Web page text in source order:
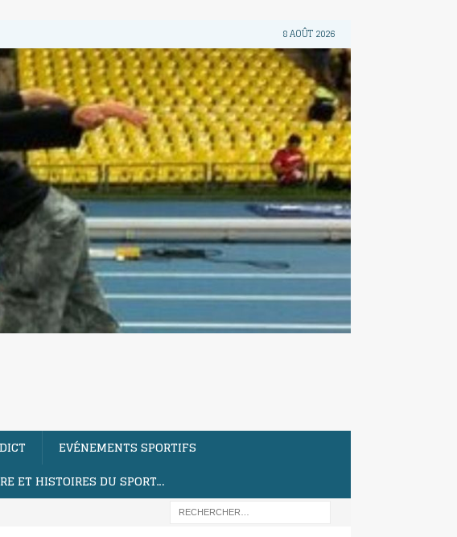
8 AOÛT 2026
EVÉNEMENTS SPORTIFS
ET HISTOIRES DU SPORT…